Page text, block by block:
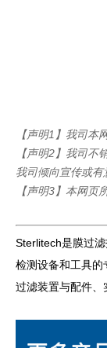
【声明1】我司
【声明2】我司
我司倾向宣传或
【声明3】本网
Sterlitech是膜过
检测设备和工具
过滤装置与配件